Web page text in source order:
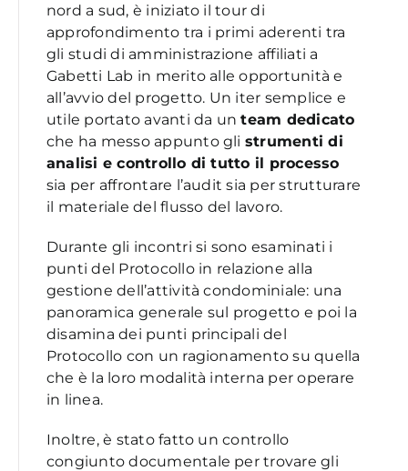
nord a sud, è iniziato il tour di
approfondimento tra i primi aderenti tra
gli studi di amministrazione affiliati a
Gabetti Lab in merito alle opportunità e
all’avvio del progetto. Un iter semplice e
utile portato avanti da unteam dedicato
che ha messo appunto gli strumenti di
analisi e controllo di tutto il processo
sia per affrontare l’audit sia per strutturare
il materiale del flusso del lavoro.
Durante gli incontri si sono esaminati i
punti del Protocollo in relazione alla
gestione dell’attività condominiale: una
panoramica generale sul progetto e poi la
disamina dei punti principali del
Protocollo con un ragionamento su quella
che è la loro modalità interna per operare
in linea.
Inoltre, è stato fatto un controllo
congiunto documentale per trovare gli